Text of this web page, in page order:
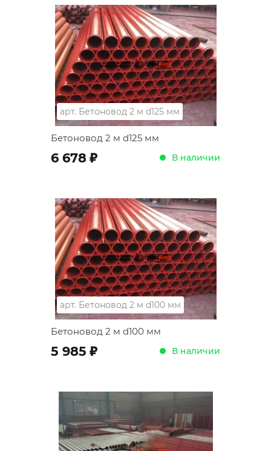
арт. Бетоновод 2 м d125 мм
Бетоновод 2 м d125 мм
6 678 ; В наличии
арт. Бетоновод 2 м d100 мм
Бетоновод 2 м d100 мм
5 985 ; В наличии